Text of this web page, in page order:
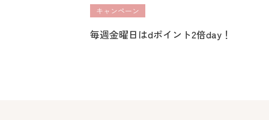
キャンペーン
毎週金曜日はdポイント2倍day！